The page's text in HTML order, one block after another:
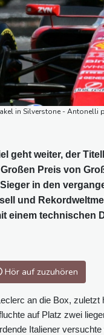
in Silverstone - Antonelli
geht weiter, der
Preis von
in den
und
einem technischen
Hör auf zuzuhören
an die Box,
auf Platz zwei
Italiener